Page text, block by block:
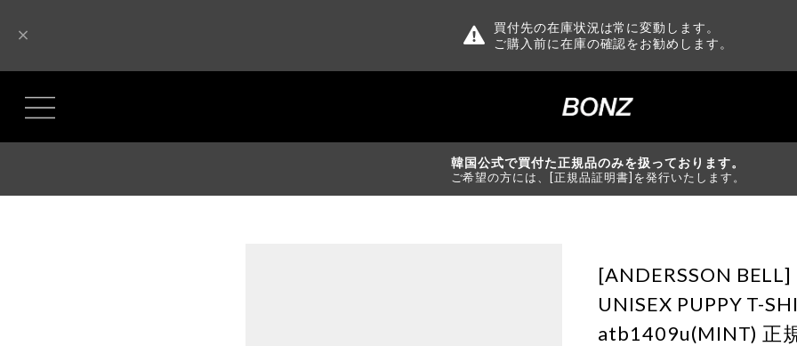
買付先の在庫状況は常に変動します。
ご購入前に在庫の確認をお勧めします。
韓国公式で買付た正規品のみを扱っております。
ご希望の方には、[正規品証明書]を発行いたします。
[ANDERSSON
UNISEX PUPPY T-
atb1409u(MINT) 正